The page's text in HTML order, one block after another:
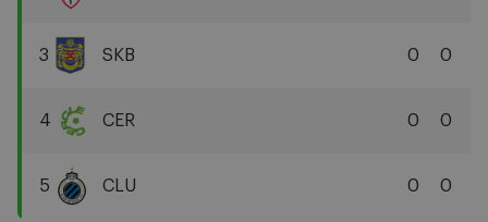
Antwerp
FC
3
Beveren
SKB 0 0
4
Brugge
KSV
CER 0 0
5
CLU 0 0